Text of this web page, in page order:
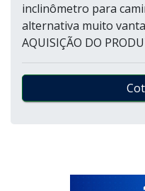
inclinômetro para
alternativa muito
AQUISIÇÃO DO